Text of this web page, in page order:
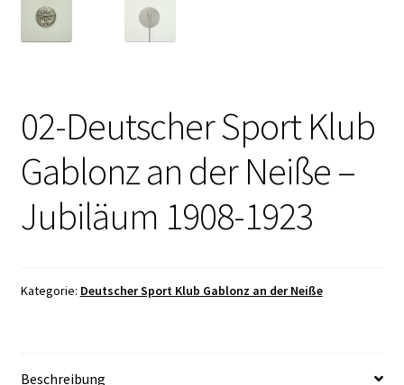
02-Deutscher Sport Klub
Gablonz an der Neiße –
Jubiläum 1908-1923
Kategorie: Deutscher Sport Klub Gablonz an der Neiße
Beschreibung